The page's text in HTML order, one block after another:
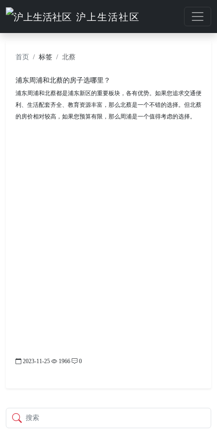
沪上生活社区
首页 标签 北蔡
浦东周浦和北蔡的房子选哪里？
浦东周浦和北蔡都是浦东新区的重要板块，各有优势。如果您追求交通便
利、生活配套齐全、教育资源丰富，那么北蔡是一个不错的选择。但北蔡
的房价相对较高，如果您预算有限，那么周浦是一个值得考虑的选择。
2023-11-25 1966 0
搜索